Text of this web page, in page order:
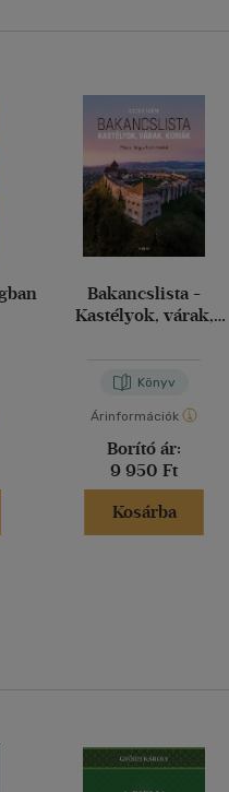
Bakancslista -
Kastélyok, várak,
Könyv
Árinformációk
Borító ár:
9 950 Ft
Kosárba